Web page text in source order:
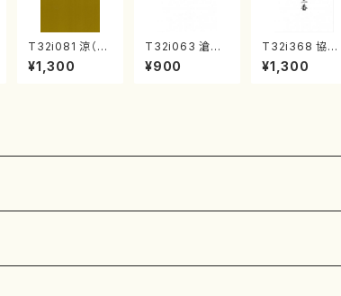
T32i081 涼（尺
八/初代 山本邦
山/尺八/都山式
¥1,300
T32i063 滄溟
（尺八/野村正峰/
尺八/都山式譜）
¥900
T32i368 協奏
曲第三番（尺八/
唯是震一/楽譜）
¥1,300